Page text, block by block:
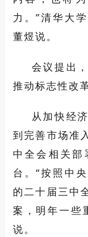
力。”清华大
董煜说。
会议提出
推动标志性改
从加快经
到完善市场准
中全会相关部
台。“按照中
的二十届三中
案，明年一些
说。